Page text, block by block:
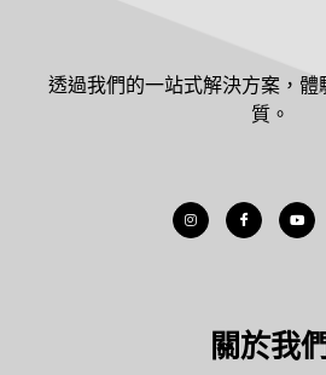
透過我們的一站式解決方案，
質。
關於我